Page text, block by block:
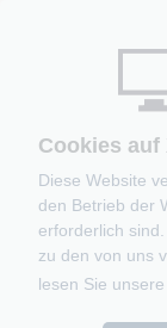
Cookies auf
Diese Website
den Betrieb der
erforderlich
zu den von uns
lesen Sie unsere